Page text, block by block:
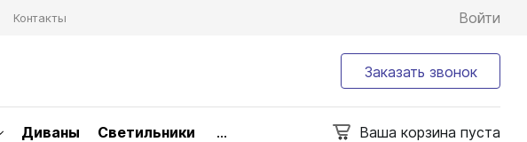
Контакты Войти
Заказать звонок
Диваны Светильники ... Ваша корзина пуста